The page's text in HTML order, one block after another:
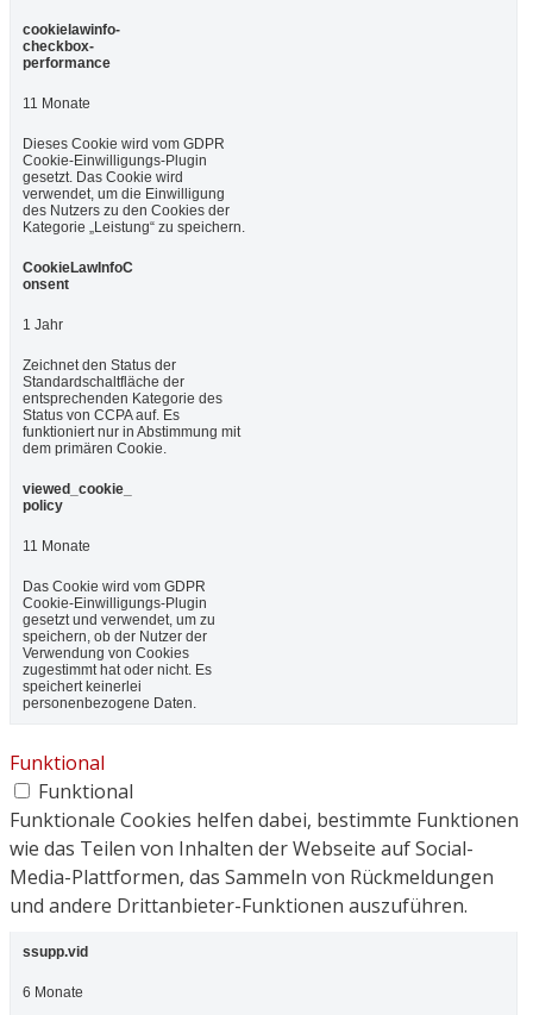
cookielawinfo-
checkbox-
performance
11 Monate
Dieses Cookie wird vom GDPR
Cookie-Einwilligungs-Plugin
gesetzt. Das Cookie wird
verwendet, um die Einwilligung
des Nutzers zu den Cookies der
Kategorie „Leistung“ zu speichern.
CookieLawInfoC
onsent
1 Jahr
Zeichnet den Status der
Standardschaltfläche der
entsprechenden Kategorie des
Status von CCPA auf. Es
funktioniert nur in Abstimmung mit
dem primären Cookie.
viewed_cookie_
policy
11 Monate
Das Cookie wird vom GDPR
Cookie-Einwilligungs-Plugin
gesetzt und verwendet, um zu
speichern, ob der Nutzer der
Verwendung von Cookies
zugestimmt hat oder nicht. Es
speichert keinerlei
personenbezogene Daten.
Funktional
Funktional
Funktionale Cookies helfen dabei, bestimmte Funktionen
wie das Teilen von Inhalten der Webseite auf Social-
Media-Plattformen, das Sammeln von Rückmeldungen
und andere Drittanbieter-Funktionen auszuführen.
ssupp.vid
6 Monate